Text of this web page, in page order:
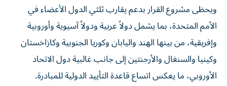
ويحظى مشروع القرار بدعم يقارب ثلثي الدول الأعضاء في
الأمم المتحدة، بما يشمل دولاً عربية ودولاً آسيوية وأوروبية
وإفريقية، من بينها الهند واليابان وكوريا الجنوبية وكازاخستان
وكينيا والسنغال والأرجنتين إلى جانب غالبية دول الاتحاد
الأوروبي، ما يعكس اتساع قاعدة التأييد الدولية للمبادرة.